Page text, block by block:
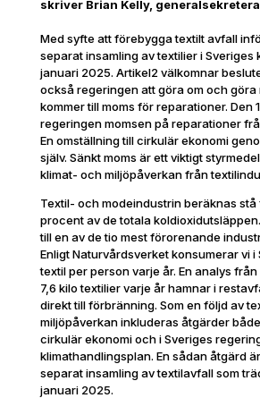
skriver Brian Kelly,
Med syfte att förebygga textilt avfall
separat insamling av textilier i Sveriges
januari 2025. Artikel2 välkomnar
också regeringen att göra om och göra
kommer till moms för reparationer. Den
regeringen momsen på reparationer
En omställning till cirkulär ekonomi
själv. Sänkt moms är ett viktigt
klimat- och miljöpåverkan från
Textil- och modeindustrin beräknas stå
procent av de totala
till en av de tio mest förorenande
Enligt Naturvårdsverket konsumerar vi i
textil per person varje år. En analys
7,6 kilo textilier varje år hamnar i
direkt till förbränning. Som en följd av
miljöpåverkan inkluderas åtgärder
cirkulär ekonomi och i Sveriges
klimathandlingsplan. En sådan åtgärd
separat insamling av textilavfall som
januari 2025.